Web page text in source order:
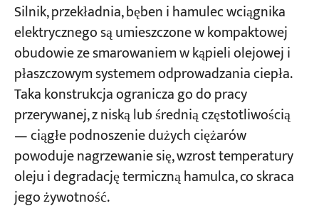
Silnik, przekładnia, bęben i hamulec wciągnika
elektrycznego są umieszczone w kompaktowej
obudowie ze smarowaniem w kąpieli olejowej i
płaszczowym systemem odprowadzania ciepła.
Taka konstrukcja ogranicza go do pracy
przerywanej, z niską lub średnią częstotliwością
— ciągłe podnoszenie dużych ciężarów
powoduje nagrzewanie się, wzrost temperatury
oleju i degradację termiczną hamulca, co skraca
jego żywotność.